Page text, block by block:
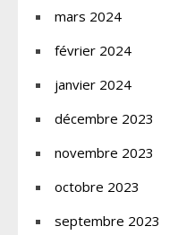
mars 2024
février 2024
janvier 2024
décembre 2023
novembre 2023
octobre 2023
septembre 2023